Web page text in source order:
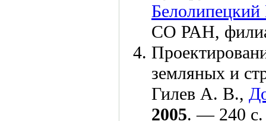
СО РАН,
земляных и
Гилев А. В.,
2005. — 240 с.